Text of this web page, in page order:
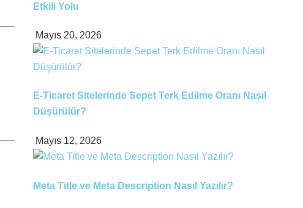
Etkili Yolu
Mayıs 20, 2026
E-Ticaret Sitelerinde Sepet Terk Edilme Oranı Nasıl
Düşürülür?
Mayıs 12, 2026
Meta Title ve Meta Description Nasıl Yazılır?